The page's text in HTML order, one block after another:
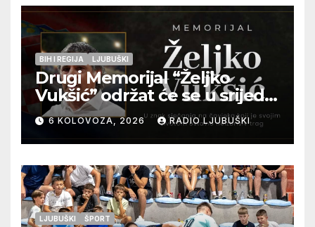
BIH I REGIJA LJUBUŠKI
Drugi Memorijal “Željko
Vukšić” održat će se u srijedu
12. kolovoza u Otoku
6 KOLOVOZA, 2026 RADIO LJUBUŠKI
LJUBUŠKI ŠPORT